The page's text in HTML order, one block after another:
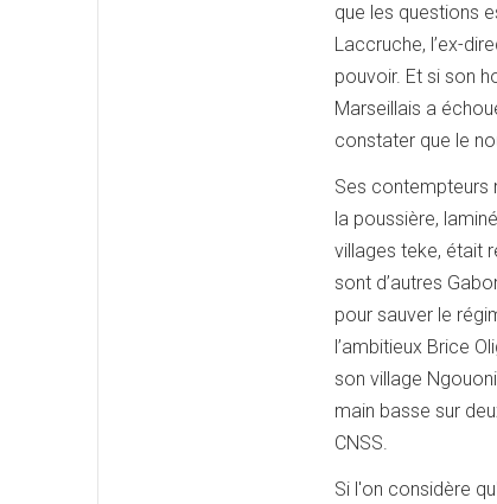
que les questions
Laccruche, l’ex-
pouvoir. Et si son
Marseillais a
constater que le
Ses contempteurs
la poussière,
villages teke, était
sont d’autres
pour sauver le
l’ambitieux Brice
son village
main basse sur
CNSS.
Si l'on considère